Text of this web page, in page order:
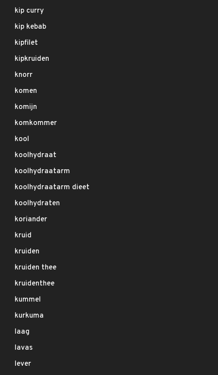
kip curry
kip kebab
kipfilet
kipkruiden
knorr
komen
komijn
komkommer
kool
koolhydraat
koolhydraatarm
koolhydraatarm dieet
koolhydraten
koriander
kruid
kruiden
kruiden thee
kruidenthee
kummel
kurkuma
laag
lavas
lever